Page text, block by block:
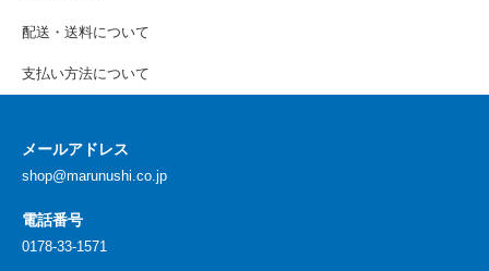
配送・送料について
支払い方法について
メールアドレス
shop@marunushi.co.jp
電話番号
0178-33-1571